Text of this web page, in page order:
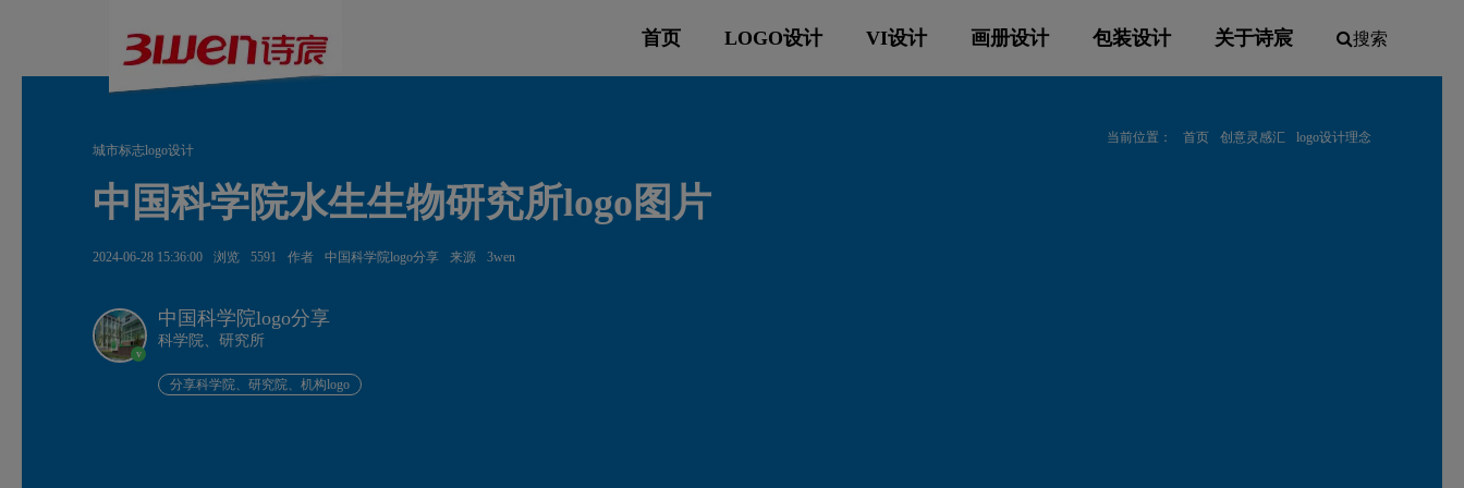
首页 LOGO设计 VI设计 画册设计 包装设计 关于诗宸 搜索
当前位置： 首页 创意灵感汇
logo设计理念
城市标志logo设计
中国科学院水生生物研究所logo图片
2024-06-28 15:36:00 浏览 5591 作者 中国科学院logo分享 来源 3wen
v
中国科学院logo分享
科学院、研究所
分享科学院、研究院、机构logo